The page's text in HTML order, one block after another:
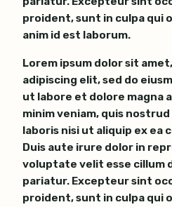
proident, sunt in culpa qui
anim id est laborum.
Lorem ipsum dolor sit
adipiscing elit, sed do
ut labore et dolore magna
minim veniam, quis
laboris nisi ut aliquip ex ea
Duis aute irure dolor in
voluptate velit esse cillum
pariatur. Excepteur sint
proident, sunt in culpa qui